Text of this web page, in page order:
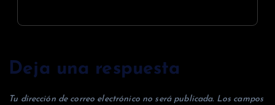
Deja una respuesta
Tu dirección de correo electrónico no será publicada. Los campos